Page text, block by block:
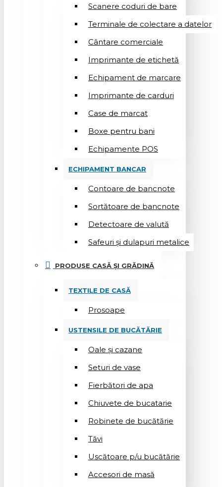
Scanere coduri de bare
Terminale de colectare a datelor
Cântare comerciale
Imprimante de etichetă
Echipament de marcare
Imprimante de carduri
Case de marcat
Boxe pentru bani
Echipamente POS
ECHIPAMENT BANCAR
Contoare de bancnote
Sortătoare de bancnote
Detectoare de valută
Safeuri și dulapuri metalice
PRODUSE CASĂ ȘI GRĂDINĂ
TEXTILE DE CASĂ
Prosoape
USTENSILE DE BUCĂTĂRIE
Oale și cazane
Seturi de vase
Fierbători de apa
Chiuvete de bucatarie
Robinete de bucătărie
Tăvi
Uscătoare p/u bucătărie
Accesori de masă